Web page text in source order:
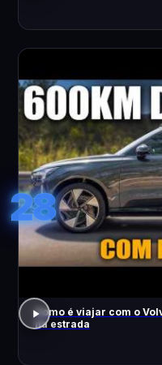
28
Como é viajar com o
na estrada